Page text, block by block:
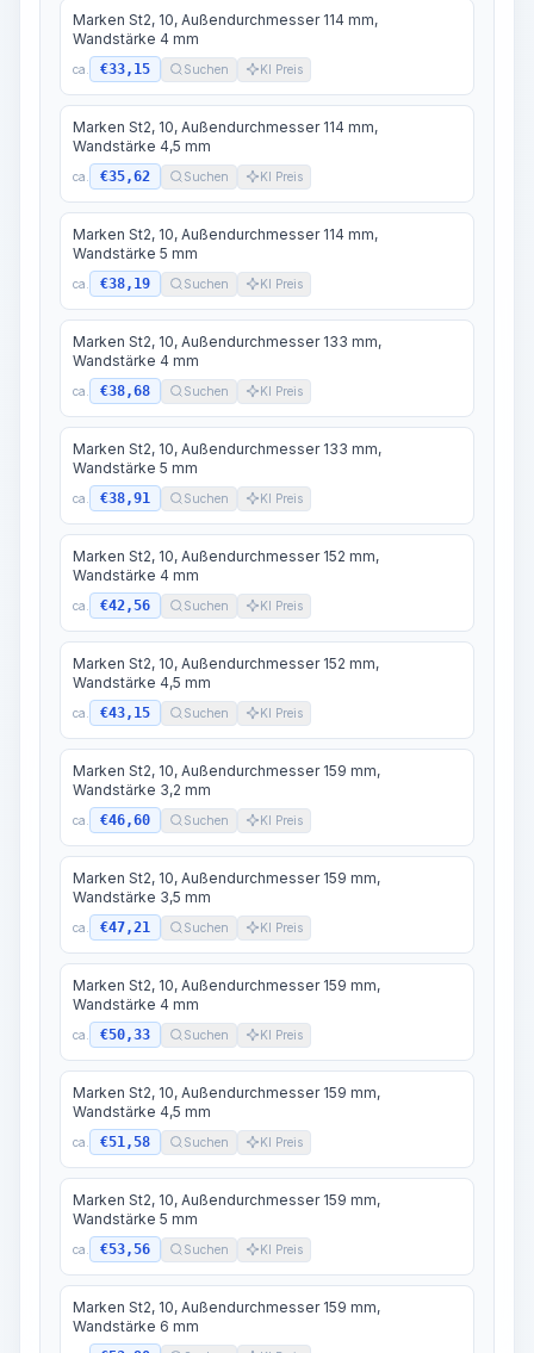
Marken St2, 10, Außendurchmesser 114 mm,
Wandstärke 4 mm
ca. €33,15 Suchen KI Preis
Marken St2, 10, Außendurchmesser 114 mm,
Wandstärke 4,5 mm
ca. €35,62 Suchen KI Preis
Marken St2, 10, Außendurchmesser 114 mm,
Wandstärke 5 mm
ca. €38,19 Suchen KI Preis
Marken St2, 10, Außendurchmesser 133 mm,
Wandstärke 4 mm
ca. €38,68 Suchen KI Preis
Marken St2, 10, Außendurchmesser 133 mm,
Wandstärke 5 mm
ca. €38,91 Suchen KI Preis
Marken St2, 10, Außendurchmesser 152 mm,
Wandstärke 4 mm
ca. €42,56 Suchen KI Preis
Marken St2, 10, Außendurchmesser 152 mm,
Wandstärke 4,5 mm
ca. €43,15 Suchen KI Preis
Marken St2, 10, Außendurchmesser 159 mm,
Wandstärke 3,2 mm
ca. €46,60 Suchen KI Preis
Marken St2, 10, Außendurchmesser 159 mm,
Wandstärke 3,5 mm
ca. €47,21 Suchen KI Preis
Marken St2, 10, Außendurchmesser 159 mm,
Wandstärke 4 mm
ca. €50,33 Suchen KI Preis
Marken St2, 10, Außendurchmesser 159 mm,
Wandstärke 4,5 mm
ca. €51,58 Suchen KI Preis
Marken St2, 10, Außendurchmesser 159 mm,
Wandstärke 5 mm
ca. €53,56 Suchen KI Preis
Marken St2, 10, Außendurchmesser 159 mm,
Wandstärke 6 mm